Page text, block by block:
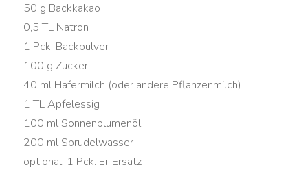
50 g Backkakao
0,5 TL Natron
1 Pck. Backpulver
100 g Zucker
40 ml Hafermilch (oder andere Pflanzenmilch)
1 TL Apfelessig
100 ml Sonnenblumenöl
200 ml Sprudelwasser
optional: 1 Pck. Ei-Ersatz